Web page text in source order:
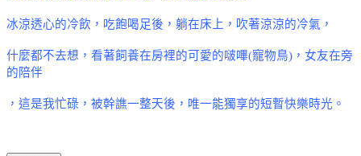
冰涼透心的冷飲 ，吃飽喝足後，躺在床上，吹著涼涼的冷氣，
什麼都不去想，看著飼養在房裡的可愛的啵嗶(寵物鳥) ，女友在旁
的陪伴
，這是我忙碌，被幹譙一整天後，唯一能獨享的短暫快樂時光 。